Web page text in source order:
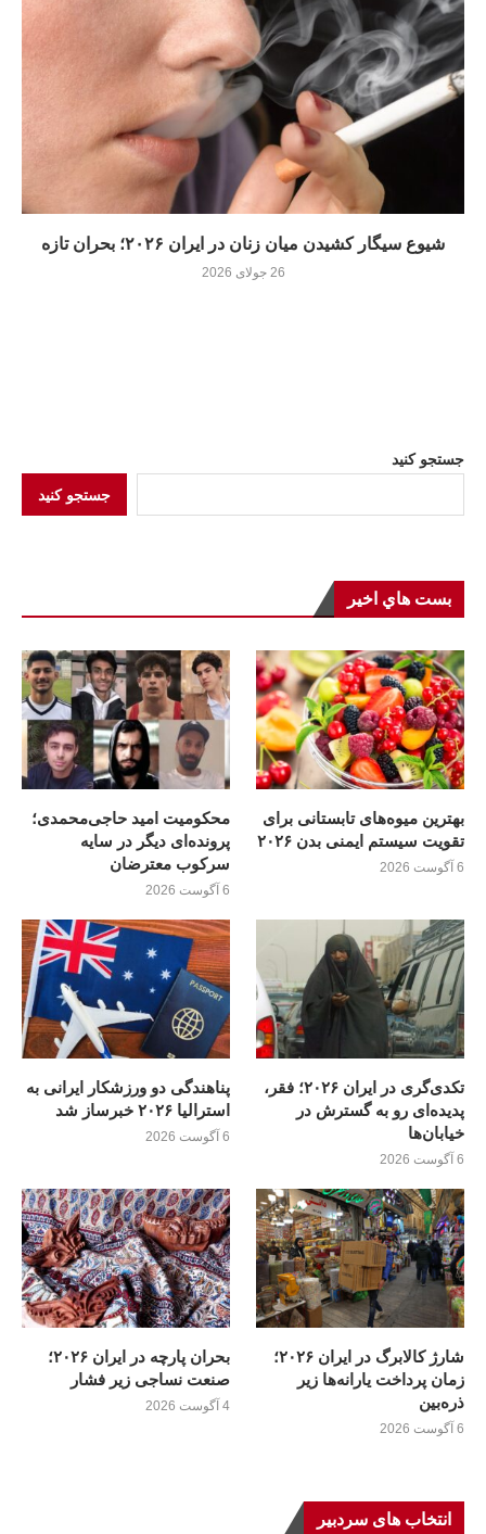
شیوع سیگار کشیدن میان زنان در ایران ۲۰۲۶؛ بحران تازه
26 جولای 2026
جستجو کنید
جستجو کنید
بست هاي اخير
بهترین میوه‌های تابستانی برای
تقویت سیستم ایمنی بدن ۲۰۲۶
6 آگوست 2026
محکومیت امید حاجی‌محمدی؛
پرونده‌ای دیگر در سایه
سرکوب معترضان
6 آگوست 2026
تکدی‌گری در ایران ۲۰۲۶؛ فقر،
پدیده‌ای رو به گسترش در
خیابان‌ها
6 آگوست 2026
پناهندگی دو ورزشکار ایرانی به
استرالیا ۲۰۲۶ خبرساز شد
6 آگوست 2026
شارژ کالابرگ در ایران ۲۰۲۶؛
زمان پرداخت یارانه‌ها زیر
ذره‌بین
6 آگوست 2026
بحران پارچه در ایران ۲۰۲۶؛
صنعت نساجی زیر فشار
4 آگوست 2026
انتخاب های سردبیر